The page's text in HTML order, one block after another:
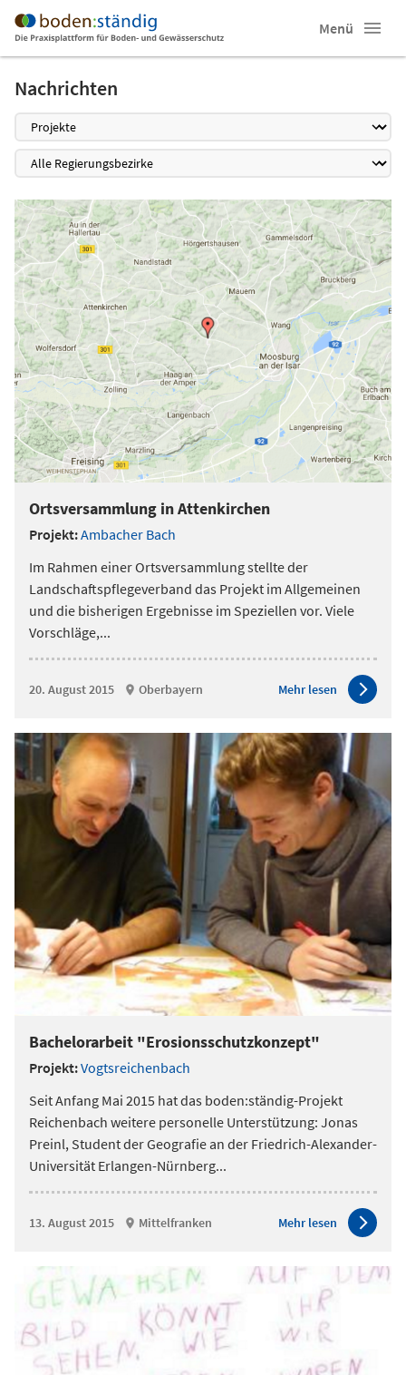
Menü
Nachrichten
Ortsversammlung in Attenkirchen
Projekt:Ambacher Bach
Im Rahmen einer Ortsversammlung stellte der
Landschaftspflegeverband das Projekt im Allgemeinen
und die bisherigen Ergebnisse im Speziellen vor. Viele
Vorschläge,...
20. August 2015 Oberbayern Mehr lesen
Bachelorarbeit "Erosionsschutzkonzept"
Projekt:Vogtsreichenbach
Seit Anfang Mai 2015 hat das boden:ständig-Projekt
Reichenbach weitere personelle Unterstützung: Jonas
Preinl, Student der Geografie an der Friedrich-Alexander-
Universität Erlangen-Nürnberg...
13. August 2015 Mittelfranken Mehr lesen